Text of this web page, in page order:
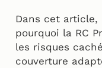
Dans cet article,
pourquoi la RC
les risques
couverture